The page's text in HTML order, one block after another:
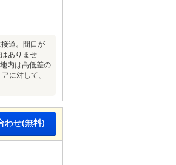
道。間口が
ありませ
内は高低差の
に対して、
わせ(無料)